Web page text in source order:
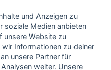
Daten, wie in der
services GmbH
und Anzeigen zu
soziale Medien anbieten
unsere Website zu
Informationen zu deiner
unsere Partner für
weiter. Unsere